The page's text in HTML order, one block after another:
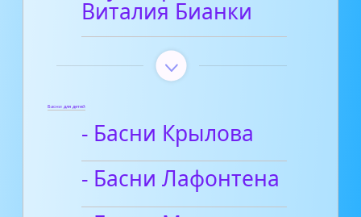
Виталия Бианки
Басни для детей
- Басни Крылова
- Басни Лафонтена